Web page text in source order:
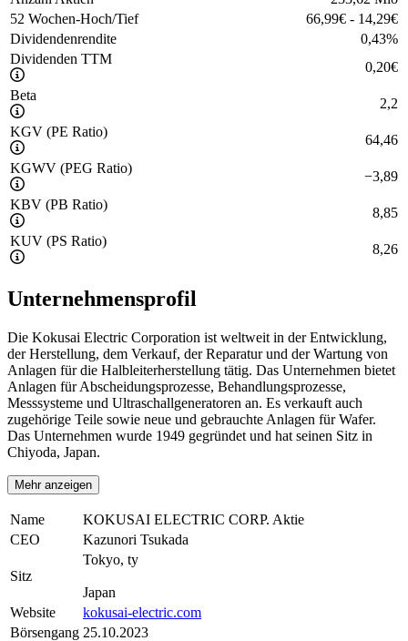
52 Wochen-Hoch/Tief
66,99€ - 14,29€
Dividendenrendite
0,43%
Dividenden TTM
0,20€
Beta
2,2
KGV (PE Ratio)
64,46
KGWV (PEG Ratio)
−3,89
KBV (PB Ratio)
8,85
KUV (PS Ratio)
8,26
Unternehmensprofil
Die Kokusai Electric Corporation ist weltweit in der Entwicklung,
der Herstellung, dem Verkauf, der Reparatur und der Wartung von
Anlagen für die Halbleiterherstellung tätig. Das Unternehmen bietet
Anlagen für Abscheidungsprozesse, Behandlungsprozesse,
Messsysteme und Ultraschallgeneratoren an. Es verkauft auch
zugehörige Teile sowie neue und gebrauchte Anlagen für Wafer.
Das Unternehmen wurde 1949 gegründet und hat seinen Sitz in
Chiyoda, Japan.
Mehr anzeigen
Name
KOKUSAI ELECTRIC CORP. Aktie
CEO
Kazunori Tsukada
Sitz
Tokyo, ty
Japan
Website
kokusai-electric.com
Börsengang 25.10.2023